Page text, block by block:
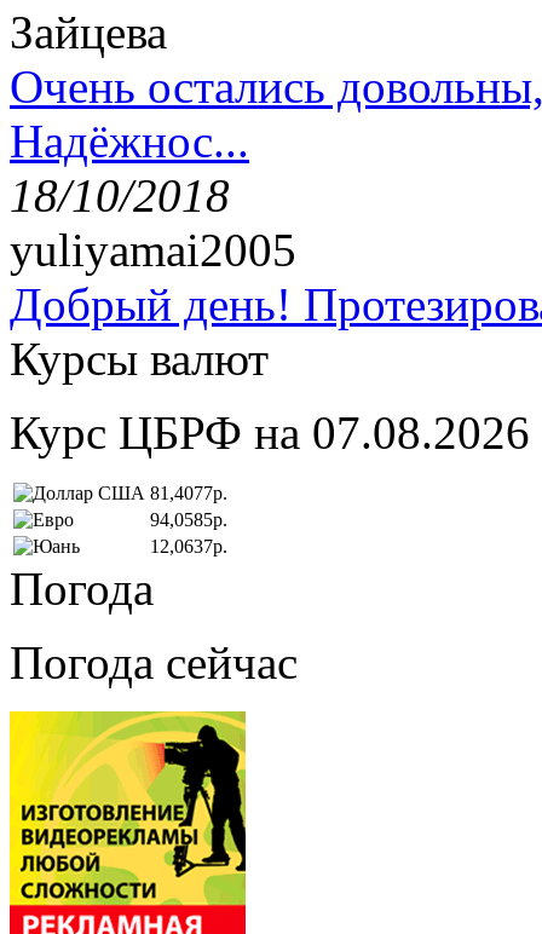
Зайцева
Очень остались
Надёжнос...
18/10/2018
yuliyamai2005
Добрый день!
Курсы валют
Курс ЦБРФ на 07.08.2026
81,4077р.
94,0585р.
12,0637р.
Погода
Погода сейчас